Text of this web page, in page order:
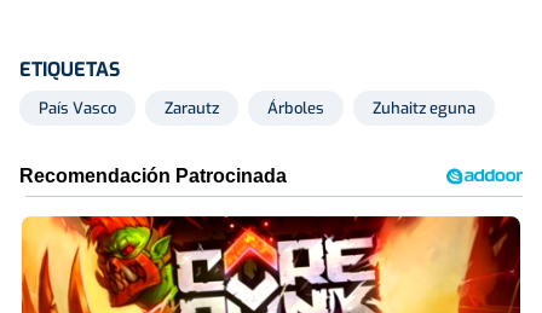
ETIQUETAS
País Vasco Zarautz Árboles Zuhaitz eguna